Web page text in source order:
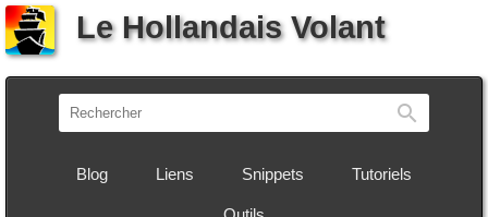
Le Hollandais Volant
Blog Liens Snippets Tutoriels